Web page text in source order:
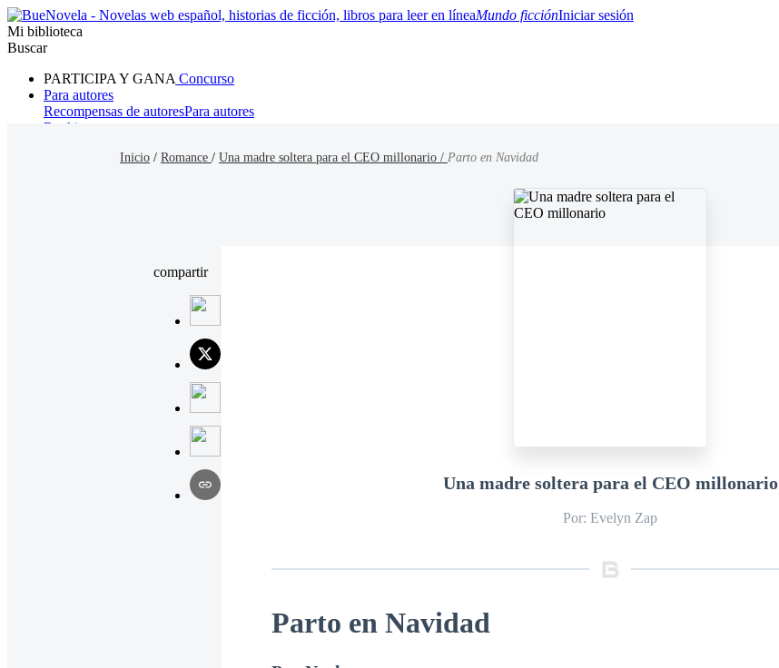
Mundo ficciónIniciar sesión
Mi biblioteca
Buscar
PARTICIPA Y GANA Concurso
Para autores
Recompensas de autoresPara autores
Ranking
ParanormalMisterio/Thriller Oriental
Inicio / Romance / Una madre soltera para el CEO millonario / Parto en Navidad
compartir
Una madre soltera para el CEO millonario
Por: Evelyn Zap
Parto en Navidad